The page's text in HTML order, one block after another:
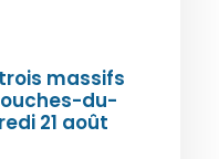
massifs
du-
21 août